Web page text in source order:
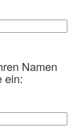
Namen
ein: